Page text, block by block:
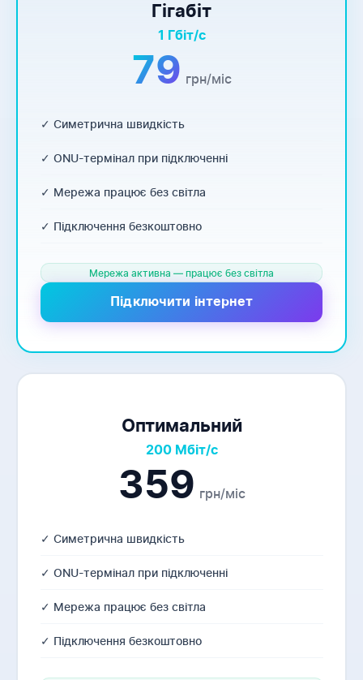
Гігабіт
1 Гбіт/с
79 грн/міс
✓ Симетрична швидкість
✓ ONU-термінал при підключенні
✓ Мережа працює без світла
✓ Підключення безкоштовно
Мережа активна — працює без світла
Підключити інтернет
Оптимальний
200 Мбіт/с
359 грн/міс
✓ Симетрична швидкість
✓ ONU-термінал при підключенні
✓ Мережа працює без світла
✓ Підключення безкоштовно